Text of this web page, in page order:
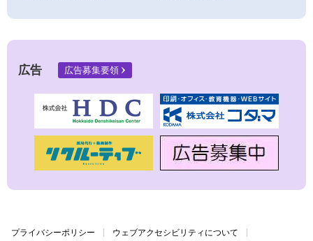
広告 広告募集要領
プライバシーポリシー ウェブアクセシビリティについて